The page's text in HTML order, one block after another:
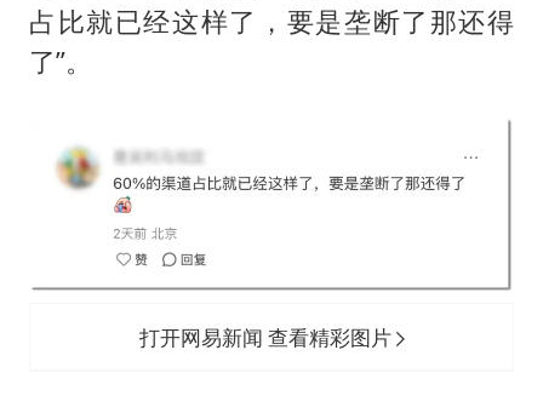
占比就已经这样了，要是垄断了那还得
了”。
打开网易新闻 查看精彩图片